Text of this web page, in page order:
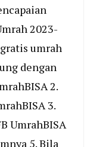
2023-
umrah
dengan
2.
3.
UmrahBISA
5. Bila